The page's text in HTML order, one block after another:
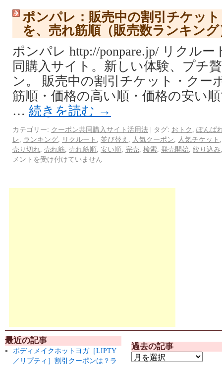
ポンパレ：販売中の割引チケッ
を、売れ筋順（販売数ランキン
ポンパレ http://ponpare.jp/ リクル
同購入サイト。新しい体験、プチ
ン。 販売中の割引チケット・クー
筋順・価格の高い順・価格の安い
… 続きを読む →
カテゴリー: クーポン共同購入サイト活用法 | タグ: おトク
ぽんぱ
レ
ランキング リクルート 並び替え 人気クーポン 人気チケット
売り切れ 売れ筋 売れ筋順 安い順 完売 検索 発売開始 絞り込み
メントを受け付けていません
最近の記事
ボディメイクホットヨガ［LIPTY
／リプティ］割引クーポンは？ラ
過去の記事